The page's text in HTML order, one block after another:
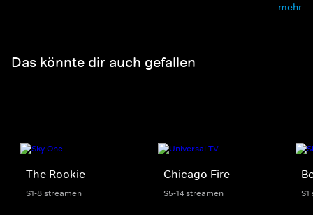
mehr
Das könnte dir auch gefallen
The Rookie
S1-8 streamen
Chicago Fire
S5-14 streamen